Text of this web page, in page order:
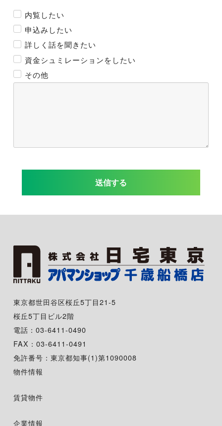
内覧したい
申込みしたい
詳しく話を聞きたい
資金シュミレーションをしたい
その他
送信する
東京都世田谷区桜丘5丁目21-5
桜丘5丁目ビル2階
電話：03-6411-0490
FAX：03-6411-0491
免許番号：東京都知事(1)第1090008
物件情報
賃貸物件
企業情報